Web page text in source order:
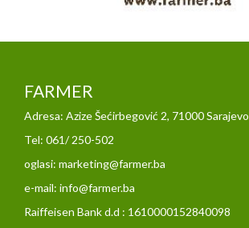
FARMER
Adresa: Azize Šećirbegović 2, 71000 Sarajevo
Tel: 061/ 250-502
oglasi: marketing@farmer.ba
e-mail: info@farmer.ba
Raiffeisen Bank d.d : 1610000152840098